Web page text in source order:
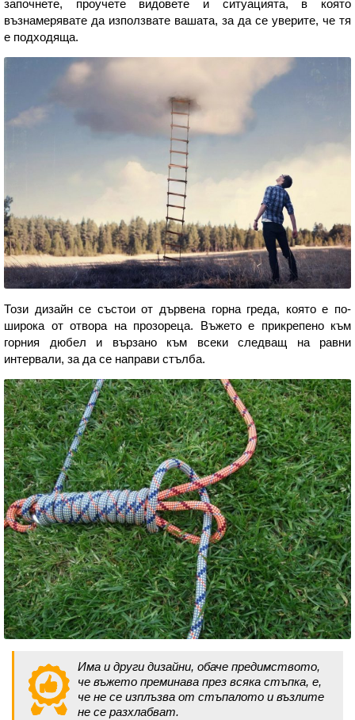
започнете, проучете видовете и ситуацията, в която
възнамерявате да използвате вашата, за да се уверите, че тя
е подходяща.
Този дизайн се състои от дървена горна греда, която е по-
широка от отвора на прозореца. Въжето е прикрепено към
горния дюбел и вързано към всеки следващ на равни
интервали, за да се направи стълба.
Има и други дизайни, обаче предимството,
че въжето преминава през всяка стъпка, е,
че не се изплъзва от стъпалото и възлите
не се разхлабват.